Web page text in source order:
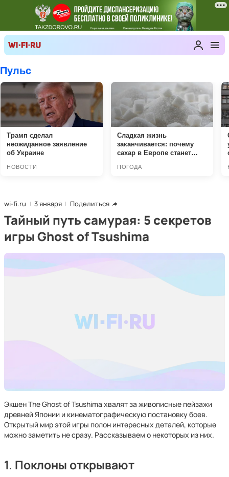
wi-fi.ru 3 января Поделиться
Тайный путь самурая: 5 секретов
игры Ghost of Tsushima
Экшен The Ghost of Tsushima хвалят за живописные пейзажи
древней Японии и кинематографическую постановку боев.
Открытый мир этой игры полон интересных деталей, которые
можно заметить не сразу. Рассказываем о некоторых из них.
1. Поклоны открывают